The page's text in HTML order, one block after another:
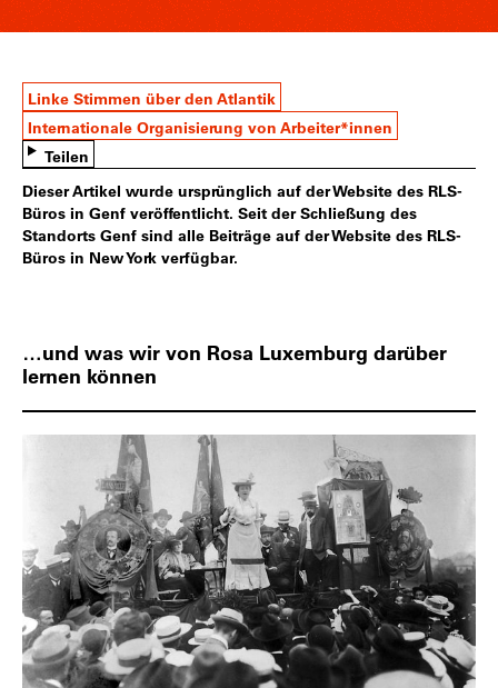
Linke Stimmen über den Atlantik
Internationale Organisierung von Arbeiter*innen
Teilen
Dieser Artikel wurde ursprünglich auf der Website des RLS-
Büros in Genf veröffentlicht. Seit der Schließung des
Standorts Genf sind alle Beiträge auf der Website des RLS-
Büros in New York verfügbar.
…und was wir von Rosa Luxemburg darüber
lernen können